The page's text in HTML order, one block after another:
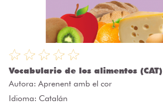
Vocabulario de los alimentos (CAT)
Autora: Aprenent amb el cor
Idioma: Catalán